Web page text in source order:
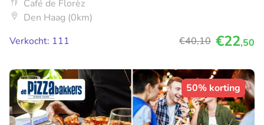
Café de Florèz
Den Haag (0km)
Verkocht: 111
€40,10 €22,50
50% korting